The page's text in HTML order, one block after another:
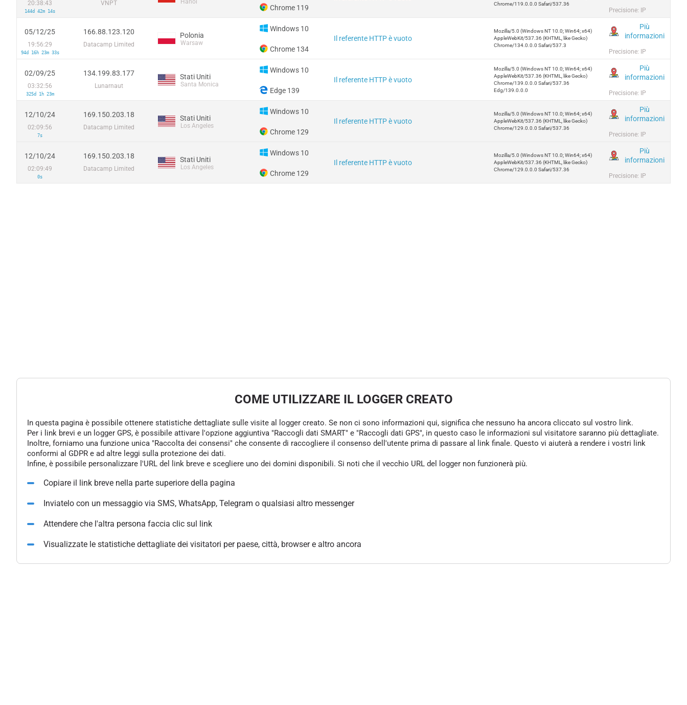
20:38:43
144d 42m 14s
VNPT Hanoi
Chrome 119
Chrome/119.0.0.0 Safari/537.36
Precisione: IP
05/12/25
19:56:29
94d 16h 23m 33s
166.88.123.120
Datacamp Limited
Polonia
Warsaw
Windows 10
Chrome 134
Il referente HTTP è vuoto
Mozilla/5.0 (Windows NT 10.0; Win64; x64)
AppleWebKit/537.36 (KHTML, like Gecko)
Chrome/134.0.0.0 Safari/537.3
Più
informazioni
Precisione: IP
02/09/25
03:32:56
325d 1h 23m
134.199.83.177
Lunarnaut
Stati Uniti
Santa Monica
Windows 10
Edge 139
Il referente HTTP è vuoto
Mozilla/5.0 (Windows NT 10.0; Win64; x64)
AppleWebKit/537.36 (KHTML, like Gecko)
Chrome/139.0.0.0 Safari/537.36
Edg/139.0.0.0
Più
informazioni
Precisione: IP
12/10/24
02:09:56
7s
169.150.203.18
Datacamp Limited
Stati Uniti
Los Angeles
Windows 10
Chrome 129
Il referente HTTP è vuoto
Mozilla/5.0 (Windows NT 10.0; Win64; x64)
AppleWebKit/537.36 (KHTML, like Gecko)
Chrome/129.0.0.0 Safari/537.36
Più
informazioni
Precisione: IP
12/10/24
02:09:49
0s
169.150.203.18
Datacamp Limited
Stati Uniti
Los Angeles
Windows 10
Chrome 129
Il referente HTTP è vuoto
Mozilla/5.0 (Windows NT 10.0; Win64; x64)
AppleWebKit/537.36 (KHTML, like Gecko)
Chrome/129.0.0.0 Safari/537.36
Più
informazioni
Precisione: IP
COME UTILIZZARE IL LOGGER CREATO
In questa pagina è possibile ottenere statistiche dettagliate sulle visite al logger creato. Se non ci sono informazioni qui, significa che nessuno ha ancora cliccato sul vostro link.
Per i link brevi e un logger GPS, è possibile attivare l'opzione aggiuntiva "Raccogli dati SMART" e "Raccogli dati GPS", in questo caso le informazioni sul visitatore saranno più dettagliate.
Inoltre, forniamo una funzione unica "Raccolta dei consensi" che consente di raccogliere il consenso dell'utente prima di passare al link finale. Questo vi aiuterà a rendere i vostri link
conformi al GDPR e ad altre leggi sulla protezione dei dati.
Infine, è possibile personalizzare l'URL del link breve e scegliere uno dei domini disponibili. Si noti che il vecchio URL del logger non funzionerà più.
Copiare il link breve nella parte superiore della pagina
Inviatelo con un messaggio via SMS, WhatsApp, Telegram o qualsiasi altro messenger
Attendere che l'altra persona faccia clic sul link
Visualizzate le statistiche dettagliate dei visitatori per paese, città, browser e altro ancora